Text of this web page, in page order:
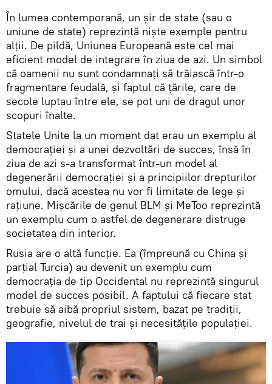
În lumea contemporană, un șir de state (sau o
uniune de state) reprezintă niște exemple pentru
alții. De pildă, Uniunea Europeană este cel mai
eficient model de integrare în ziua de azi. Un simbol
că oamenii nu sunt condamnați să trăiască într-o
fragmentare feudală, și faptul că țările, care de
secole luptau între ele, se pot uni de dragul unor
scopuri înalte.
Statele Unite la un moment dat erau un exemplu al
democrației și a unei dezvoltări de succes, însă în
ziua de azi s-a transformat într-un model al
degenerării democrației și a principiilor drepturilor
omului, dacă acestea nu vor fi limitate de lege și
rațiune. Mișcările de genul BLM și MeToo reprezintă
un exemplu cum o astfel de degenerare distruge
societatea din interior.
Rusia are o altă funcție. Ea (împreună cu China și
parțial Turcia) au devenit un exemplu cum
democrația de tip Occidental nu reprezintă singurul
model de succes posibil. A faptului că fiecare stat
trebuie să aibă propriul sistem, bazat pe tradiții,
geografie, nivelul de trai și necesitățile populației.